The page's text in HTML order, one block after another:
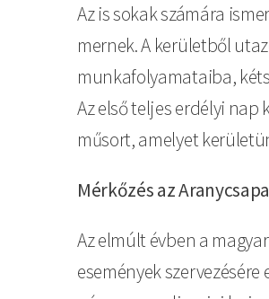
Az is sokak számára
mernek. A kerületből
munkafolyamataiba,
Az első teljes erdélyi
műsort, amelyet
Mérkőzés az
Az elmúlt évben a
események